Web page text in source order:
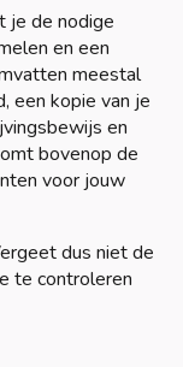
je de nodige
en een
meestal
een kopie van je
en
bovenop de
voor jouw
dus niet de
te controleren